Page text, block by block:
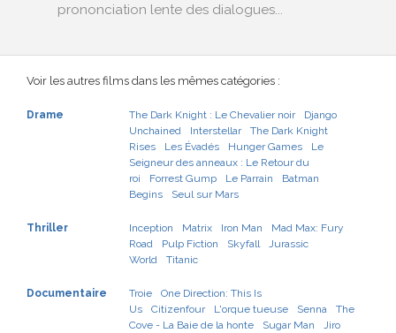
prononciation lente des dialogues...
Voir les autres films dans les mêmes catégories :
Drame The Dark Knight : Le Chevalier noir
Django
Unchained
Interstellar
The Dark Knight
Rises
Les Évadés Hunger Games
Le
Seigneur des anneaux : Le Retour du
roi
Forrest Gump Le Parrain
Batman
Begins
Seul sur Mars
Thriller Inception Matrix Iron Man
Mad Max: Fury
Road
Pulp Fiction Skyfall
Jurassic
World
Titanic
Documentaire Troie
One Direction: This Is
Us
Citizenfour L'orque tueuse Senna
The
Cove - La Baie de la honte
Sugar Man
Jiro